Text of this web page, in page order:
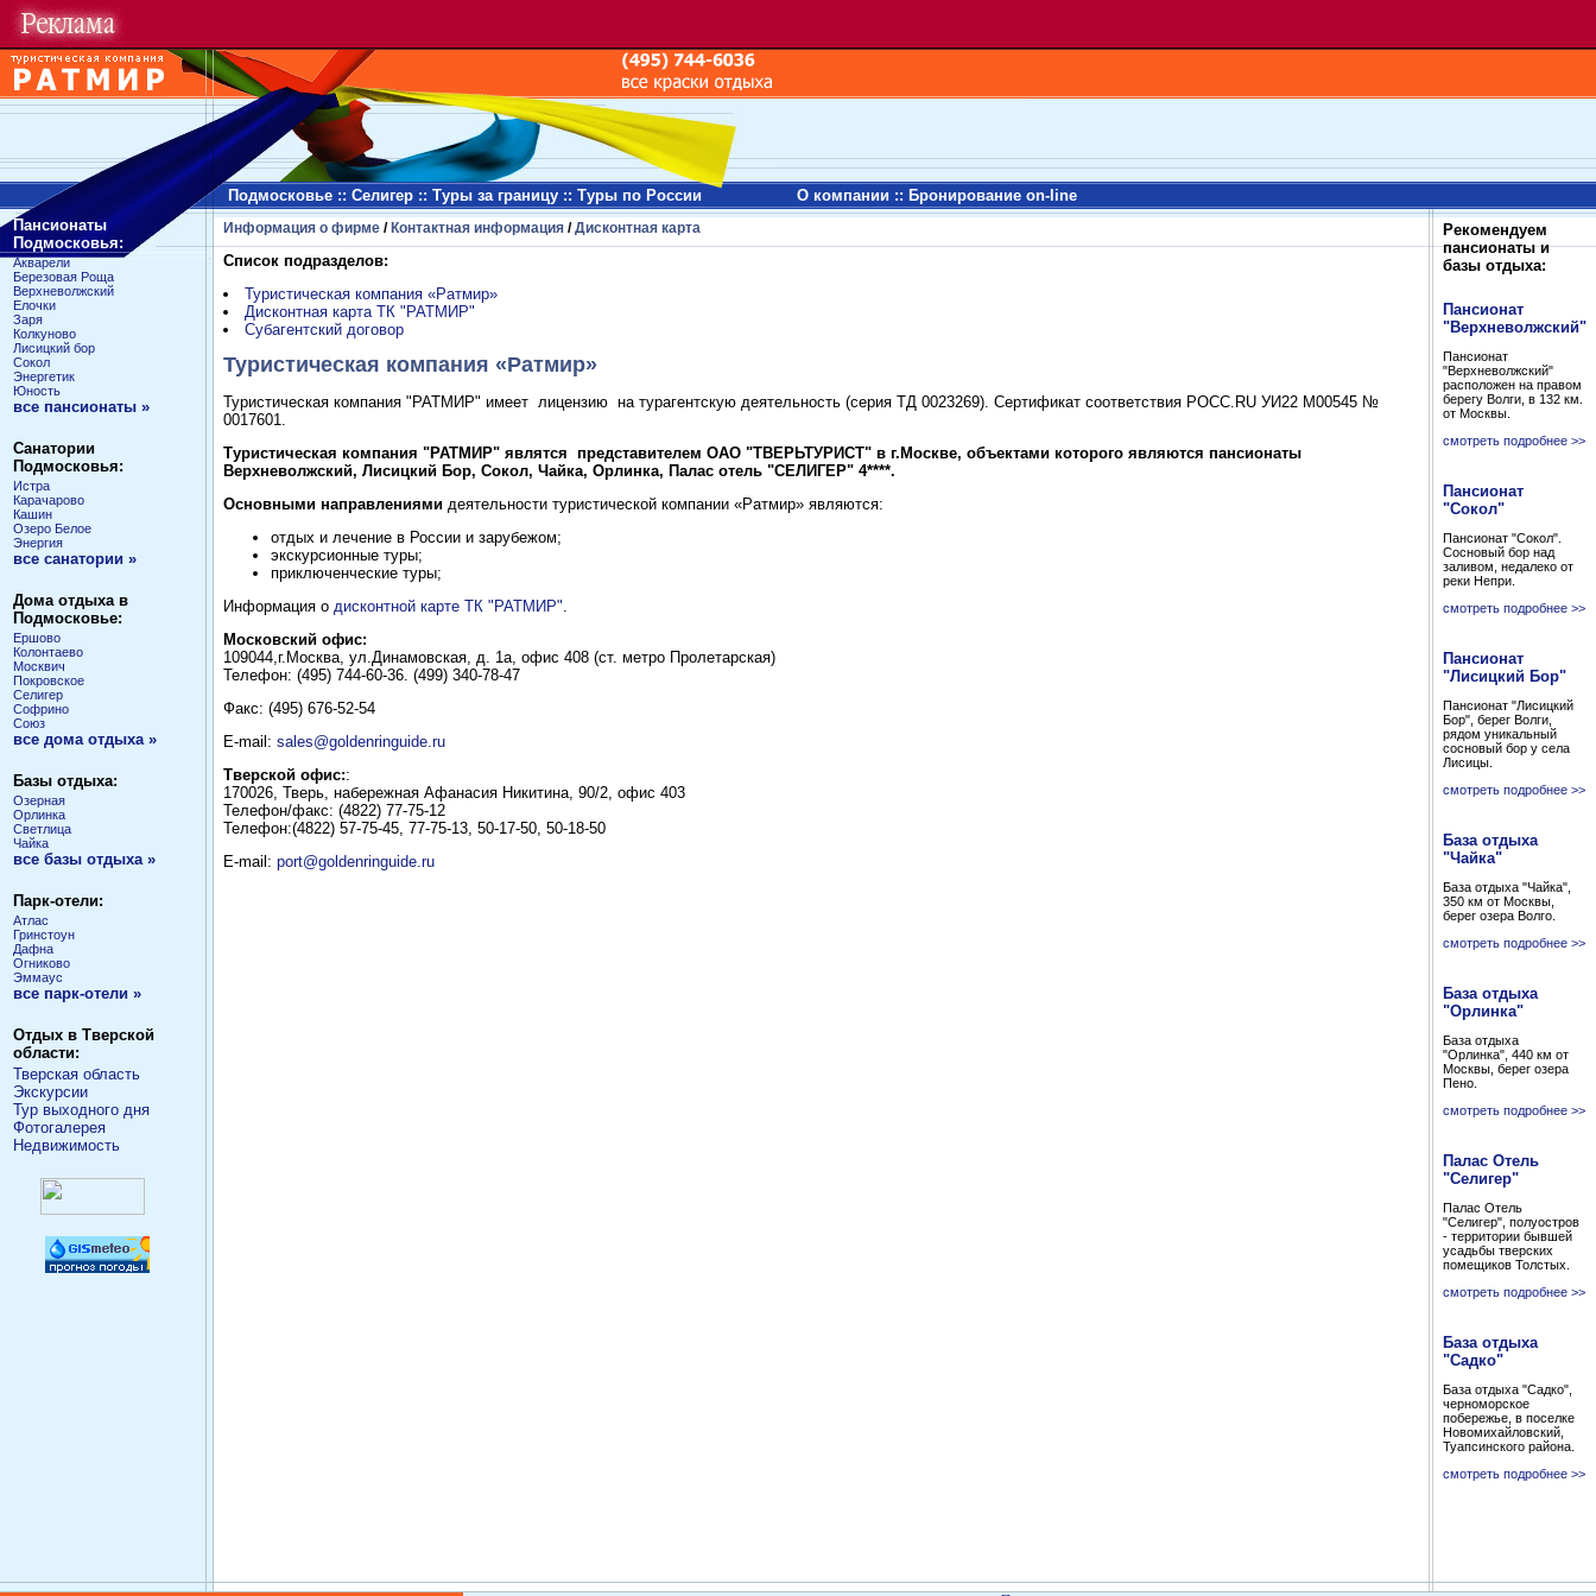
Подмосковье :: Селигер :: Туры за границу :: Туры по России О компании :: Бронирование on-line
Пансионаты
Подмосковья:
Акварели
Березовая Роща
Верхневолжский
Елочки
Заря
Колкуново
Лисицкий бор
Сокол
Энергетик
Юность
все пансионаты »
Санатории
Подмосковья:
Истра
Карачарово
Кашин
Озеро Белое
Энергия
все санатории »
Дома отдыха в
Подмосковье:
Ершово
Колонтаево
Москвич
Покровское
Селигер
Софрино
Союз
все дома отдыха »
Базы отдыха:
Озерная
Орлинка
Светлица
Чайка
все базы отдыха »
Парк-отели:
Атлас
Гринстоун
Дафна
Огниково
Эммаус
все парк-отели »
Отдых в Тверской
области:
Тверская область
Экскурсии
Тур выходного дня
Фотогалерея
Недвижимость
Информация о фирме / Контактная информация /Дисконтная карта
Список подразделов:
Туристическая компания «Ратмир»
Дисконтная карта ТК "РАТМИР"
Субагентский договор
Туристическая компания «Ратмир»
Туристическая компания "РАТМИР" имеет лицензию на турагентскую деятельность (серия ТД 0023269). Сертификат соответствия РОСС.RU УИ22 М00545 №
0017601.
Туристическая компания "РАТМИР" являтся представителем ОАО "ТВЕРЬТУРИСТ" в г.Москве, объектами которого являются пансионаты
Верхневолжский, Лисицкий Бор, Сокол, Чайка, Орлинка, Палас отель "СЕЛИГЕР" 4****.
Основными направлениями деятельности туристической компании «Ратмир» являются:
отдых и лечение в России и зарубежом;
экскурсионные туры;
приключенческие туры;
Информация о дисконтной карте ТК "РАТМИР".
Московский офис:
109044,г.Москва, ул.Динамовская, д. 1а, офис 408 (ст. метро Пролетарская)
Телефон: (495) 744-60-36. (499) 340-78-47
Факс: (495) 676-52-54
E-mail: sales@goldenringuide.ru
Тверской офис::
170026, Тверь, набережная Афанасия Никитина, 90/2, офис 403
Телефон/факс: (4822) 77-75-12
Телефон:(4822) 57-75-45, 77-75-13, 50-17-50, 50-18-50
E-mail: port@goldenringuide.ru
Рекомендуем
пансионаты и
базы отдыха:
Пансионат
"Верхневолжский"
Пансионат
"Верхневолжский"
расположен на правом
берегу Волги, в 132 км.
от Москвы.
смотреть подробнее >>
Пансионат
"Сокол"
Пансионат "Сокол".
Cосновый бор над
заливом, недалеко от
реки Непри.
смотреть подробнее >>
Пансионат
"Лисицкий Бор"
Пансионат "Лисицкий
Бор", берег Волги,
рядом уникальный
сосновый бор у села
Лисицы.
смотреть подробнее >>
База отдыха
"Чайка"
База отдыха "Чайка",
350 км от Москвы,
берег озера Волго.
смотреть подробнее >>
База отдыха
"Орлинка"
База отдыха
"Орлинка", 440 км от
Москвы, берег озера
Пено.
смотреть подробнее >>
Палас Отель
"Селигер"
Палас Отель
"Селигер", полуостров
- территории бывшей
усадьбы тверских
помещиков Толстых.
смотреть подробнее >>
База отдыха
"Садко"
База отдыха "Садко",
черноморское
побережье, в поселке
Новомихайловский,
Туапсинского района.
смотреть подробнее >>